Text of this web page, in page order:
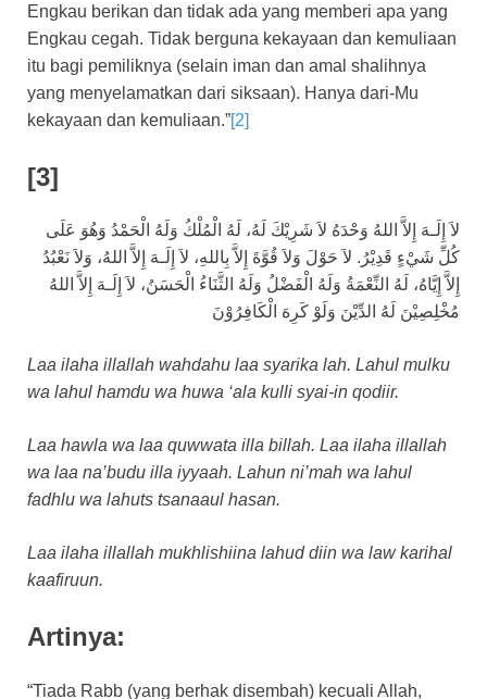
Engkau berikan dan tidak ada yang memberi apa yang
Engkau cegah. Tidak berguna kekayaan dan kemuliaan
itu bagi pemiliknya (selain iman dan amal shalihnya
yang menyelamatkan dari siksaan). Hanya dari-Mu
kekayaan dan kemuliaan.”[2]
[3]
لاَ إِلَـهَ إِلاَّ اللهُ وَحْدَهُ لاَ شَرِيْكَ لَهُ، لَهُ الْمُلْكُ وَلَهُ الْحَمْدُ وَهُوَ عَلَى
كُلِّ شَيْءٍ قَدِيْرُ. لاَ حَوْلَ وَلاَ قُوَّةَ إِلاَّ بِاللهِ، لاَ إِلَـهَ إِلاَّ اللهُ، وَلاَ نَعْبُدُ
إِلاَّ إِيَّاهُ، لَهُ النِّعْمَةُ وَلَهُ الْفَضْلُ وَلَهُ الثَّنَاءُ الْحَسَنُ، لاَ إِلَـهَ إِلاَّ اللهُ
مُخْلِصِيْنَ لَهُ الدِّيْنَ وَلَوْ كَرِهَ الْكَافِرُوْنَ
Laa ilaha illallah wahdahu laa syarika lah. Lahul mulku
wa lahul hamdu wa huwa ‘ala kulli syai-in qodiir.
Laa hawla wa laa quwwata illa billah. Laa ilaha illallah
wa laa na’budu illa iyyaah. Lahun ni’mah wa lahul
fadhlu wa lahuts tsanaaul hasan.
Laa ilaha illallah mukhlishiina lahud diin wa law karihal
kaafiruun.
Artinya:
“Tiada Rabb (yang berhak disembah) kecuali Allah,